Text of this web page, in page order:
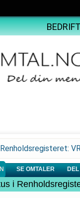
SE OMTALER
i